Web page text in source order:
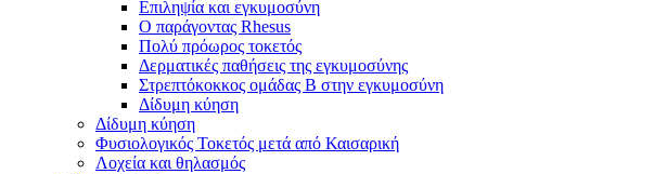
Επιληψία και εγκυμοσύνη
Ο παράγοντας Rhesus
Πολύ πρόωρος τοκετός
Δερματικές παθήσεις της εγκυμοσύνης
Στρεπτόκοκκος ομάδας Β στην εγκυμοσύνη
Δίδυμη κύηση
Δίδυμη κύηση
Φυσιολογικός Τοκετός μετά από Καισαρική
Λοχεία και θηλασμός